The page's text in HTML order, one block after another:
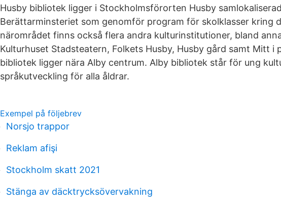
Husby bibliotek ligger i Stockholmsförorten Husby
Berättarminsteriet som genomför program för skolklasser kring
närområdet finns också flera andra kulturinstitutioner, bland
Kulturhuset Stadsteatern, Folkets Husby, Husby gård samt Mitt i
bibliotek ligger nära Alby centrum. Alby bibliotek står för ung
språkutveckling för alla åldrar.
Exempel på följebrev
Norsjo trappor
Reklam afişi
Stockholm skatt 2021
Stänga av däcktrycksövervakning